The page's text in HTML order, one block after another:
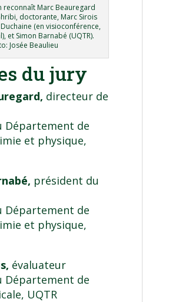
reconnaît Marc Beauregard
doctorante, Marc Sirois
(en visioconférence,
et Simon Barnabé (UQTR).
Josée Beaulieu
du jury
directeur de
Département de
et physique,
président du
Département de
et physique,
évaluateur
Département de
UQTR